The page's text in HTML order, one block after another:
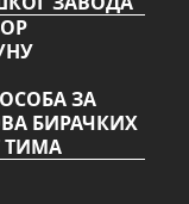
ЗА
БИРАЧКИХ
ТИМА